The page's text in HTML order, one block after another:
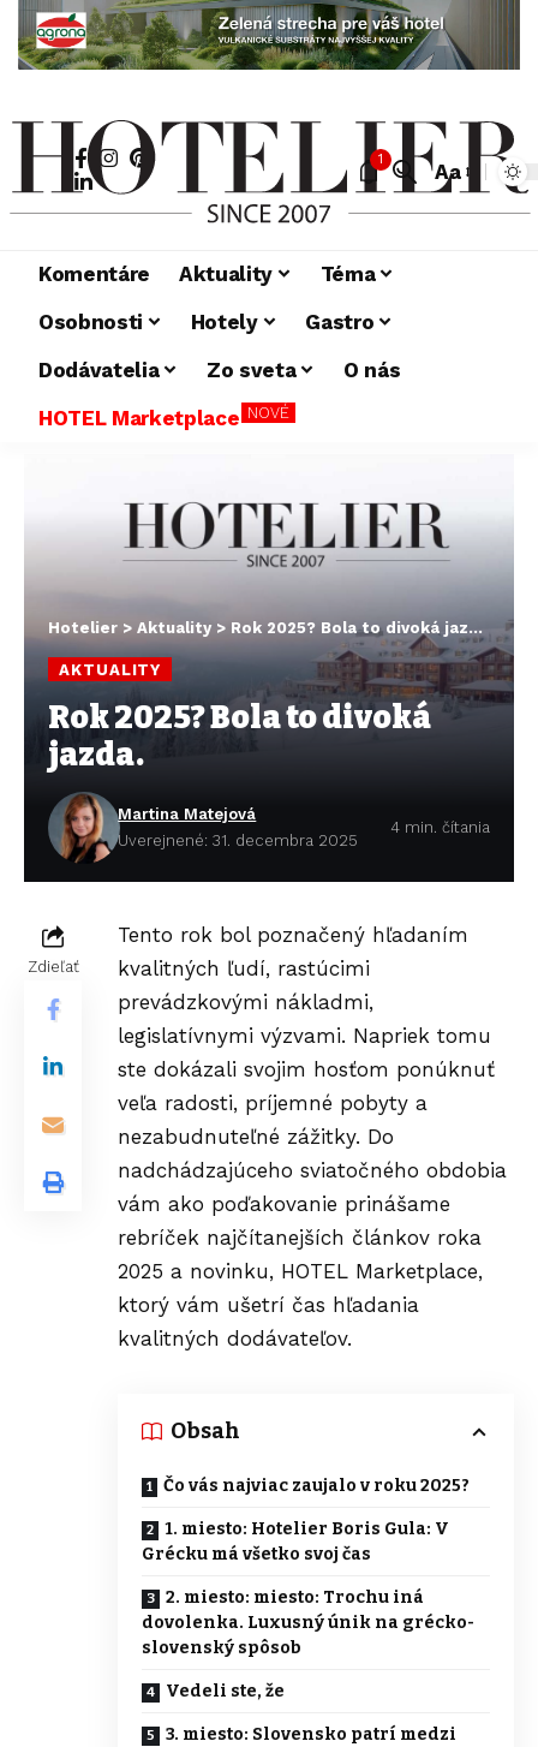
1
Aa
Komentáre Aktuality
Téma
Osobnosti
Hotely
Gastro
Dodávatelia
Zo sveta
O nás
HOTEL Marketplace NOVÉ
Hotelier > Aktuality > Rok 2025? Bola to divoká jazda.
AKTUALITY
Rok 2025? Bola to divoká
jazda.
Martina Matejová
Uverejnené: 31. decembra 2025
4 min. čítania
Zdieľať
Tento rok bol poznačený hľadaním
kvalitných ľudí, rastúcimi
prevádzkovými nákladmi,
legislatívnymi výzvami. Napriek tomu
ste dokázali svojim hosťom ponúknuť
veľa radosti, príjemné pobyty a
nezabudnuteľné zážitky. Do
nadchádzajúceho sviatočného obdobia
vám ako poďakovanie prinášame
rebríček najčítanejších článkov roka
2025 a novinku, HOTEL Marketplace,
ktorý vám ušetrí čas hľadania
kvalitných dodávateľov.
Obsah
Čo vás najviac zaujalo v roku 2025?
1. miesto: Hotelier Boris Gula: V
Grécku má všetko svoj čas
2. miesto: miesto: Trochu iná
dovolenka. Luxusný únik na grécko-
slovenský spôsob
Vedeli ste, že
3. miesto: Slovensko patrí medzi